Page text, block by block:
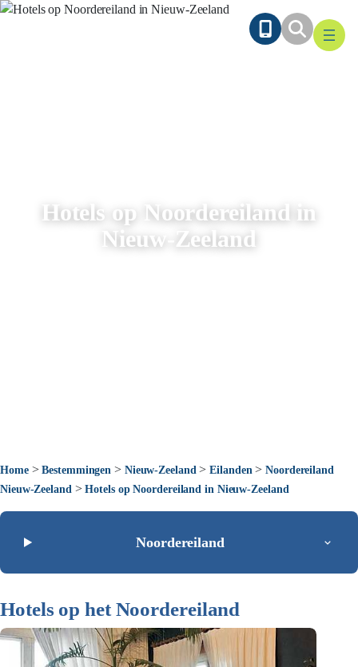
Ga
Hotels op Noordereiland in
Nieuw-Zeeland
Home>Bestemmingen > Nieuw-Zeeland >Eilanden >Noordereiland
Nieuw-Zeeland >Hotels op Noordereiland in Nieuw-Zeeland
Noordereiland
Hotels op het Noordereiland